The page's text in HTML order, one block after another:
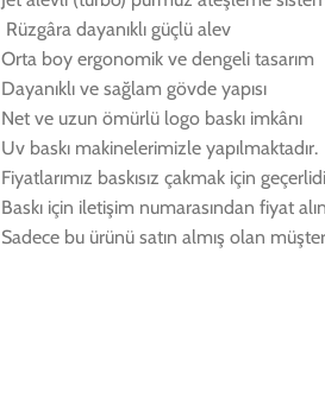
Rüzgâra dayanıklı güçlü alev
Orta boy ergonomik ve dengeli tasarım
Dayanıklı ve sağlam gövde yapısı
Net ve uzun ömürlü logo baskı imkânı
Uv baskı makinelerimizle yapılmaktadır.
Fiyatlarımız baskısız çakmak için
Baskı için iletişim numarasından fiyat
Sadece bu ürünü satın almış olan